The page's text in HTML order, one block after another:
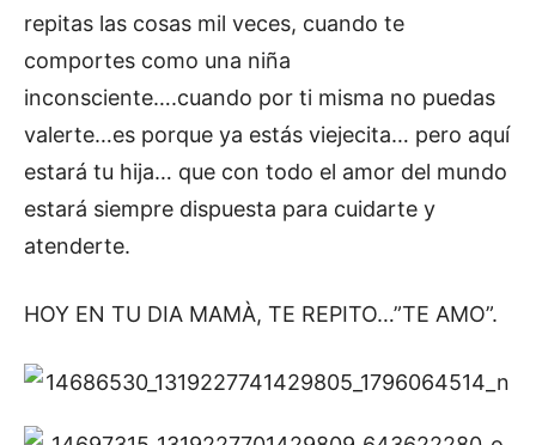
repitas las cosas mil veces, cuando te
comportes como una niña
inconsciente….cuando por ti misma no puedas
valerte…es porque ya estás viejecita… pero aquí
estará tu hija… que con todo el amor del mundo
estará siempre dispuesta para cuidarte y
atenderte.
HOY EN TU DIA MAMÀ, TE REPITO…”TE AMO”.